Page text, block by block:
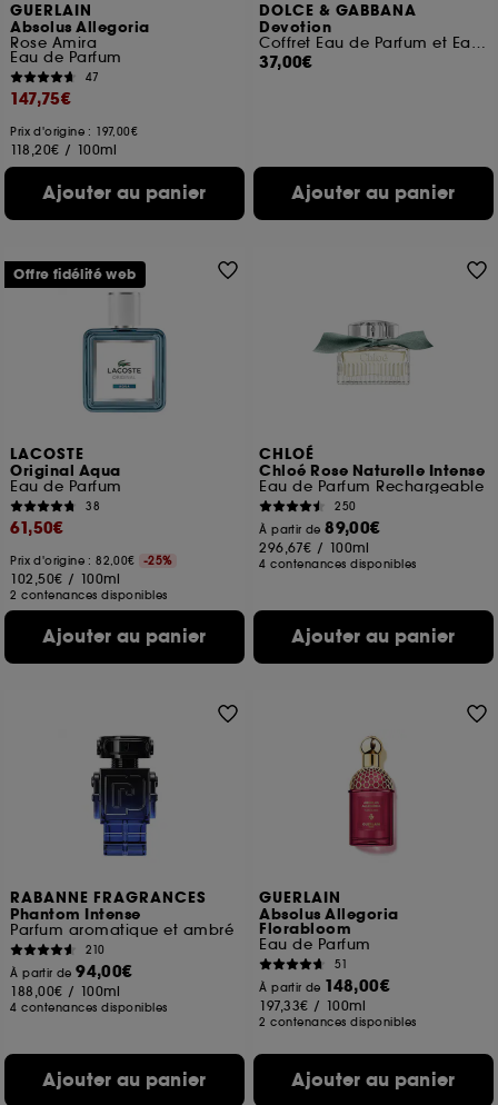
GUERLAIN
Absolus Allegoria
Rose Amira
Eau de Parfum
47
147,75€
Prix d'origine : 197,00€
118,20€ / 100ml
Ajouter au panier
DOLCE & GABBANA
Devotion
Coffret Eau de Parfum et Eau de Parfum Intense
37,00€
Ajouter au panier
LACOSTE
Original Aqua
Eau de Parfum
38
61,50€
Prix d'origine : 82,00€ -25%
102,50€ / 100ml
2 contenances disponibles
Ajouter au panier
Offre fidélité web
CHLOÉ
Chloé Rose Naturelle Intense
Eau de Parfum Rechargeable
250
À partir de89,00€
296,67€ / 100ml
4 contenances disponibles
Ajouter au panier
RABANNE FRAGRANCES
Phantom Intense
Parfum aromatique et ambré
210
À partir de94,00€
188,00€ / 100ml
4 contenances disponibles
Ajouter au panier
GUERLAIN
Absolus Allegoria
Florabloom
Eau de Parfum
51
À partir de 148,00€
197,33€ / 100ml
2 contenances disponibles
Ajouter au panier